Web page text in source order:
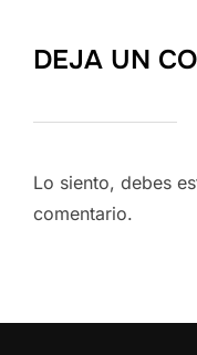
DEJA UN
Lo siento, debes
comentario.